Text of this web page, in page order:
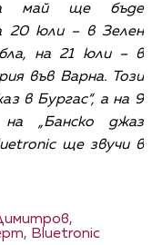
май ще бъде
20 юли – в Зелен
на 21 юли – в
във Варна. Този
в Бургас“, а на 9
„Банско джаз
ще звучи в
Bluetronic